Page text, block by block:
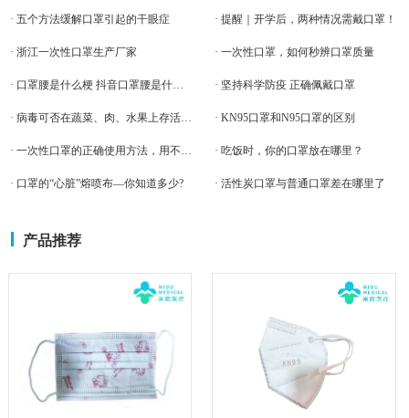
· 五个方法缓解口罩引起的干眼症 · 提醒｜开学后，两种情况需戴口罩！
· 浙江一次性口罩生产厂家 · 一次性口罩，如何秒辨口罩质量
· 口罩腰是什么梗 抖音口罩腰是什么意思 · 坚持科学防疫 正确佩戴口罩
· 病毒可否在蔬菜、肉、水果上存活？疫情防控期间怎么吃？ · KN95口罩和N95口罩的区别
· 一次性口罩的正确使用方法，用不对也致病 · 吃饭时，你的口罩放在哪里？
· 口罩的“心脏”熔喷布—你知道多少? · 活性炭口罩与普通口罩差在哪里了
产品推荐